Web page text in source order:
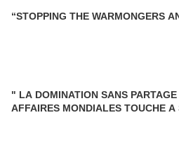
“STOPPING THE WARMONGERS
" LA DOMINATION SANS
AFFAIRES MONDIALES TOUCHE A